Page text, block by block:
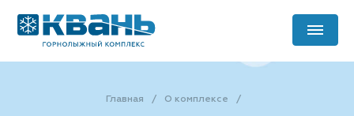
Главная О комплексе